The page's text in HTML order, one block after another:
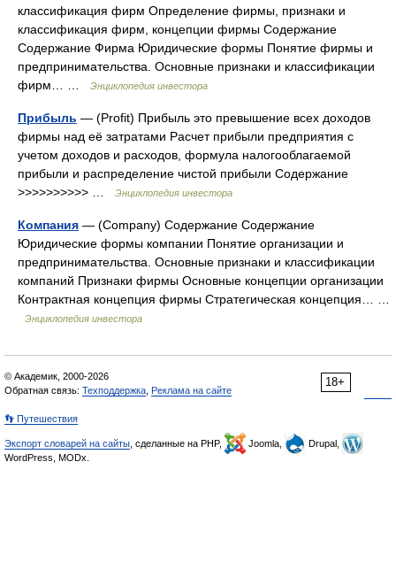
классификация фирм Определение фирмы, признаки и
классификация фирм, концепции фирмы Содержание
Содержание Фирма Юридические формы Понятие фирмы и
предпринимательства. Основные признаки и классификации
фирм… …
Энциклопедия инвестора
Прибыль — (Profit) Прибыль это превышение всех доходов
фирмы над её затратами Расчет прибыли предприятия с
учетом доходов и расходов, формула налогооблагаемой
прибыли и распределение чистой прибыли Содержание
>>>>>>>>>> …
Энциклопедия инвестора
Компания — (Company) Содержание Содержание
Юридические формы компании Понятие организации и
предпринимательства. Основные признаки и классификации
компаний Признаки фирмы Основные концепции организации
Контрактная концепция фирмы Стратегическая концепция… …
Энциклопедия инвестора
18+
© Академик, 2000-2026
Обратная связь: Техподдержка Реклама на сайте
👣 Путешествия
Экспорт словарей на сайты , сделанные на PHP, Joomla,
Drupal,
WordPress, MODx.